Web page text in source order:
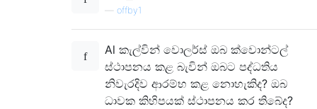
offby1
Al කැල්වින් වොලර්ස් ඔබ ක්වොන්ටල්
ස්ථාපනය කළ බැවින් ඔබට පද්ධතිය
නිවැරදිව ආරම්භ කළ නොහැකිද? ඔබ
ධාවක කිහිපයක් ස්ථාපනය කර තිබේද?